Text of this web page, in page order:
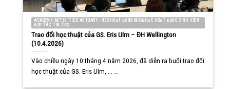
ACADEMY ACTIVITIES ACTUARY - NEU HOẠT ĐỘNG KHOA HỌC HOẠT ĐỘNG SINH VIÊN
HỢP TÁC TIN TỨC
Trao đổi học thuật của GS. Eris Ulm – ĐH Wellington
(10.4.2026)
Vào chiều ngày 10 tháng 4 năm 2026, đã diễn ra buổi trao đổi
học thuật của GS. Eris Ulm, ... ...